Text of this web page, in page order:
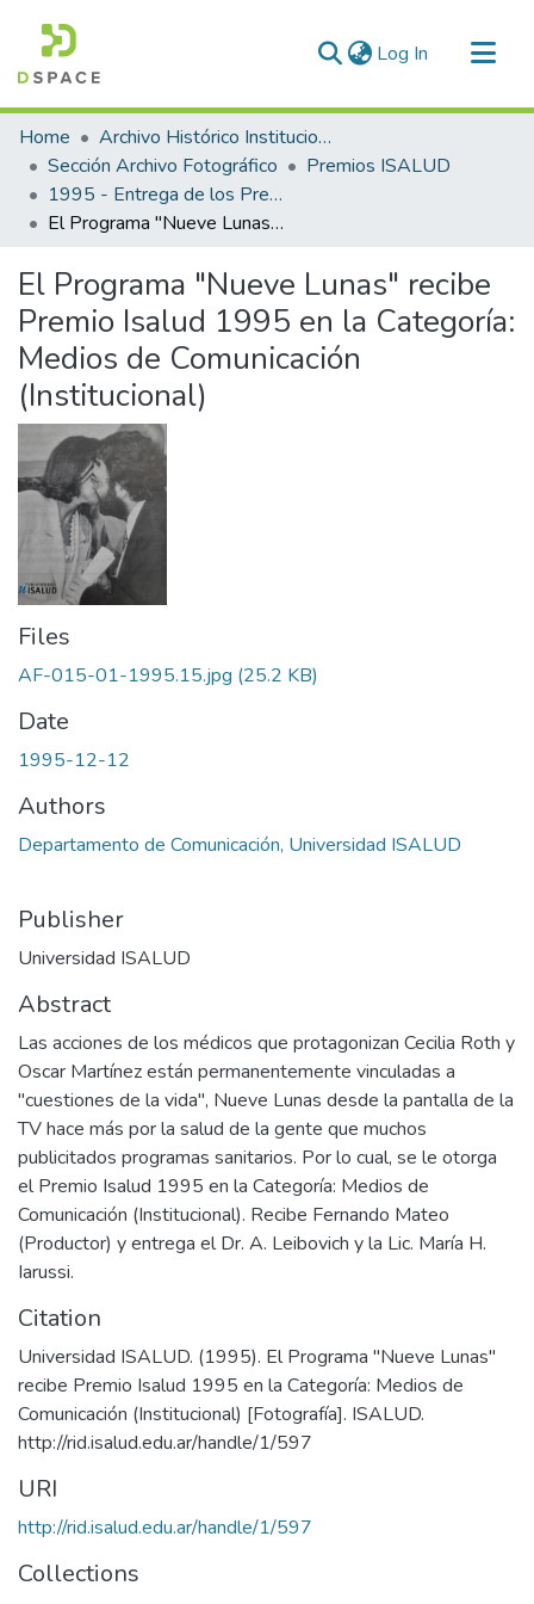
Log In (current)
Communities & Collections
All of DSpace
Statistics
Home
Archivo Histórico Institucional
Sección Archivo Fotográfico
Premios ISALUD
1995 - Entrega de los Premios ISALUD
El Programa "Nueve Lunas" recibe Premio Isalud 1995 en la Categoría: Medios de Comunicación (Institucional)
El Programa "Nueve Lunas" recibe
Premio Isalud 1995 en la Categoría:
Medios de Comunicación
(Institucional)
Files
AF-015-01-1995.15.jpg (25.2 KB)
Date
1995-12-12
Authors
Departamento de Comunicación, Universidad ISALUD
Publisher
Universidad ISALUD
Abstract
Las acciones de los médicos que protagonizan Cecilia Roth y
Oscar Martínez están permanentemente vinculadas a
"cuestiones de la vida", Nueve Lunas desde la pantalla de la
TV hace más por la salud de la gente que muchos
publicitados programas sanitarios. Por lo cual, se le otorga
el Premio Isalud 1995 en la Categoría: Medios de
Comunicación (Institucional). Recibe Fernando Mateo
(Productor) y entrega el Dr. A. Leibovich y la Lic. María H.
Iarussi.
Citation
Universidad ISALUD. (1995). El Programa "Nueve Lunas"
recibe Premio Isalud 1995 en la Categoría: Medios de
Comunicación (Institucional) [Fotografía]. ISALUD.
URI
http://rid.isalud.edu.ar/handle/1/597
Collections